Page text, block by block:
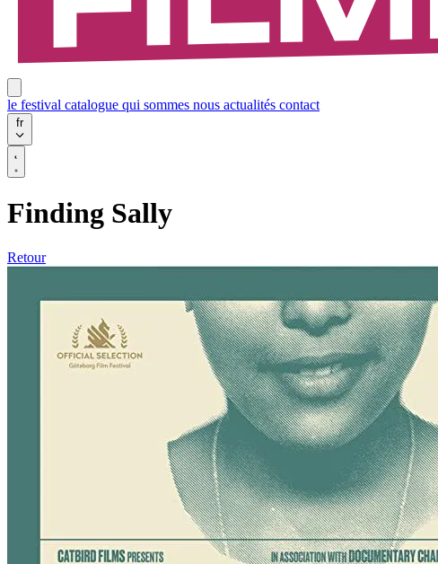
le festival catalogue qui sommes nous actualités contact
fr
Finding Sally
Retour